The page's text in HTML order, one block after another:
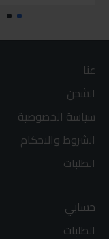
عنا
الشحن
سياسة الخصوصية
الشروط والاحكام
الطلبات
حسابي
الطلبات